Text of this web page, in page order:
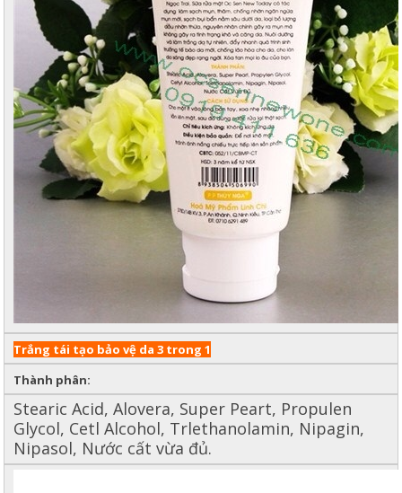
Trắng tái tạo bảo vệ da 3 trong 1
Thành phân:
Stearic Acid, Alovera, Super Peart, Propulen
Glycol, Cetl Alcohol, Trlethanolamin, Nipagin,
Nipasol, Nước cất vừa đủ.